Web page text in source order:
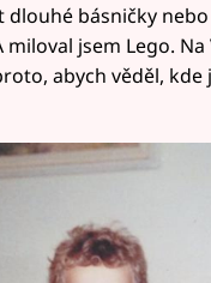
dlouhé básničky
jsem Lego.
abych věděl, kde